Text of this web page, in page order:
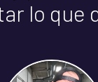
lo que